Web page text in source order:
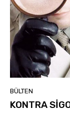
BÜLTEN
KONTRA